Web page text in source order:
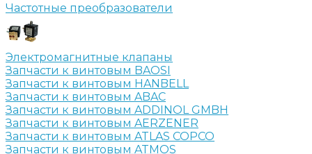
Частотные преобразователи
Электромагнитные клапаны
Запчасти к винтовым BAOSI
Запчасти к винтовым HANBELL
Запчасти к винтовым ABAC
Запчасти к винтовым ADDINOL GMBH
Запчасти к винтовым AERZENER
Запчасти к винтовым ATLAS COPCO
Запчасти к винтовым ATMOS